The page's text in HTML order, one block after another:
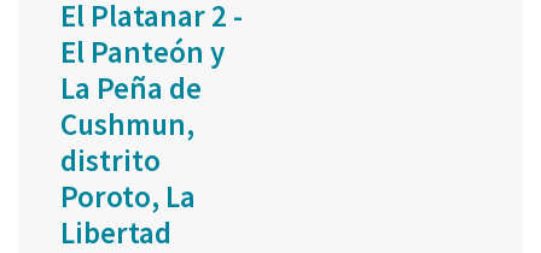
El Platanar 2 -
El Panteón y
La Peña de
Cushmun,
distrito
Poroto, La
Libertad